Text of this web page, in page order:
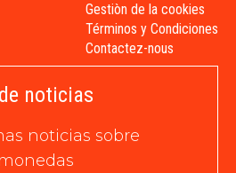
Gestiòn de la cookies
Términos y Condiciones
Contactez-nous
noticias
noticias sobre